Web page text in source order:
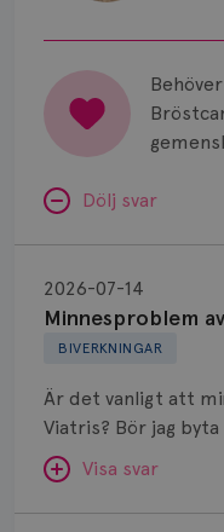
Dölj svar
BIVERKNINGAR
Minnesproblem
2026-07-14
Är det vanligt att
Viatris? Bör jag
Visa svar
Letrozol
Viatris?